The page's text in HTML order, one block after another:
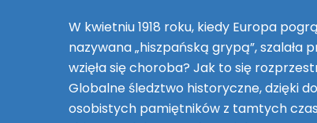
W kwietniu 1918 roku, kiedy Europa
nazywana „hiszpańską grypą”, szalała
wzięła się choroba? Jak to się
Globalne śledztwo historyczne, dzięki
osobistych pamiętników z tamtych